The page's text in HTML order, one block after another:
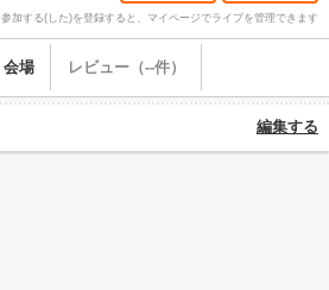
参加する(した)を登録すると、マイページでライブを管理できます
会場 レビュー（--件）
編集する